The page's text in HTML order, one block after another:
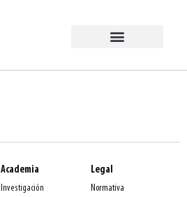
Academia
Investigación
Legal
Normativa